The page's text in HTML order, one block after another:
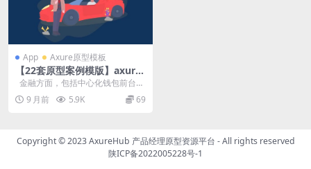
App Axure原型模板
【22套原型案例模版】axure
rp源文件下载涉及金融、会员
通、医疗、汽车、教育等
金融方面，包括中心化钱包前台、
金正大PDA、捷财pc端以及黄金交
易...9 月前 5.9K 69
Copyright © 2023AxureHub 产品经理原型资源平台 - All rights reserved
陕ICP备2022005228号-1